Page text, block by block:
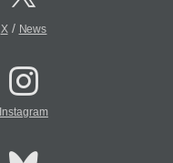
X/ News
Instagram